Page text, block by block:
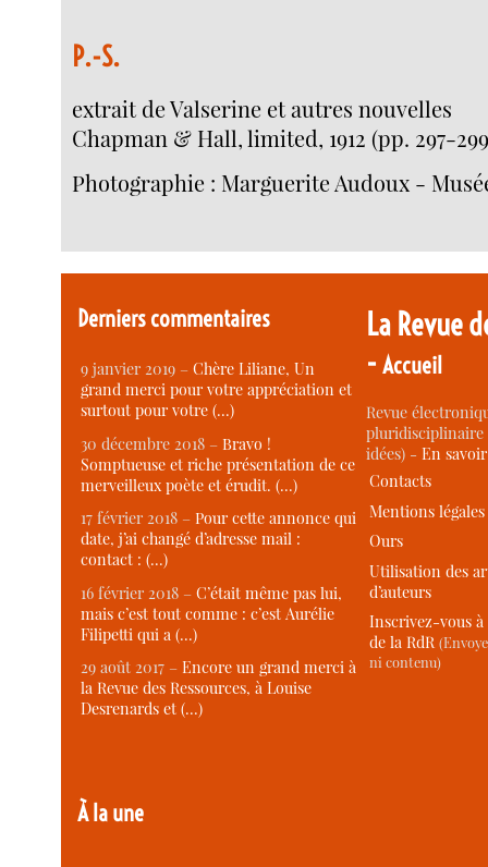
P.-S.
extrait de Valserine et autres nouvelles
Chapman & Hall, limited, 1912 (pp. 297-
Photographie : Marguerite Audoux -
Derniers commentaires
9 janvier 2019 –Chère Liliane, Un
grand merci pour votre appréciation et
surtout pour votre (…)
30 décembre 2018 –Bravo !
Somptueuse et riche présentation de ce
merveilleux poète et érudit. (…)
17 février 2018 –Pour cette annonce qui
date, j’ai changé d’adresse mail :
contact : (…)
16 février 2018 –C’était même pas lui,
mais c’est tout comme : c’est Aurélie
Filipetti qui a (…)
29 août 2017 –Encore un grand merci à
la Revue des Ressources, à Louise
Desrenards et (…)
À la une
La Revue
-Accueil
Revue
idées) -En
Contacts
Mentions légales
Ours
Utilisation des
d’auteurs
Inscrivez-vous
de la RdR
ni contenu)